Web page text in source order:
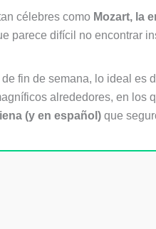
célebres como Mozart, la
parece difícil no encontrar
fin de semana, lo ideal
alrededores, en los
(y en español) que